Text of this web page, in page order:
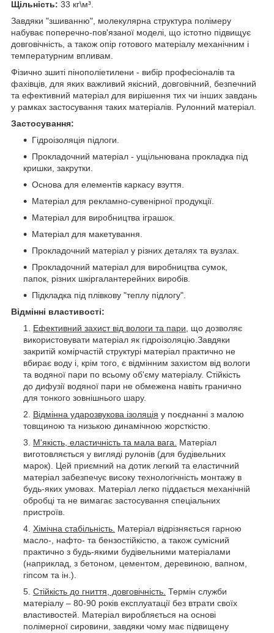
Щільність: 33 кг\м³.
Завдяки "зшиванню", молекулярна структура полімеру
набуває поперечно-пов'язаної моделі, що істотно підвищує
довговічність, а також опір готового матеріалу механічним і
температурним впливам.
Фізично зшиті пінополіетилени - вибір професіоналів та
фахівців, для яких важливий якісний, довговічний, безпечний
та ефективний матеріал для вирішення тих чи інших завдань
у рамках застосування таких матеріалів. Рулонний матеріал.
Застосування:
Гідроізоляція підлоги.
Прокладочний матеріал - ущільнювана прокладка під
кришки, закрутки.
Основа для елементів каркасу взуття.
Матеріал для рекламно-сувенірної продукції.
Матеріал для виробництва іграшок.
Матеріал для макетування.
Прокладочний матеріал у різних деталях та вузлах.
Прокладочний матеріал для виробництва сумок,
папок, різних шкіргалантерейних виробів.
Підкладка під плівкову "теплу підлогу".
Відмінні властивості:
Ефективний захист від вологи та пари , що дозволяє
використовувати матеріал як гідроізоляцію. Завдяки
закритій комірчастій структурі матеріал практично не
вбирає воду і, крім того, є відмінним захистом від вологи
та водяної пари по всьому об'єму матеріалу. Стійкість
до дифузії водяної пари не обмежена навіть гранично
для тонкого зовнішнього шару.
Відмінна ударозвукова ізоляція у поєднанні з малою
товщиною та низькою динамічною жорсткістю.
М'якість, еластичність та мала вага.
Матеріал
виготовляється у вигляді рулонів (для будівельних
марок). Цей приємний на дотик легкий та еластичний
матеріал забезпечує високу технологічність монтажу в
будь-яких умовах. Матеріал легко піддається механічній
обробці та не вимагає застосування спеціальних
пристроїв.
Хімічна стабільність. Матеріал відрізняється гарною
масло-, нафто- та бензостійкістю, а також сумісний
практично з будь-якими будівельними матеріалами
(наприклад, з бетоном, цементом, деревиною, вапном,
гіпсом та ін.).
Стійкість до гниття, довговічність. Термін служби
матеріалу – 80-90 років експлуатації без втрати своїх
властивостей. Матеріал виробляється на основі
полімерної сировини, завдяки чому має підвищену